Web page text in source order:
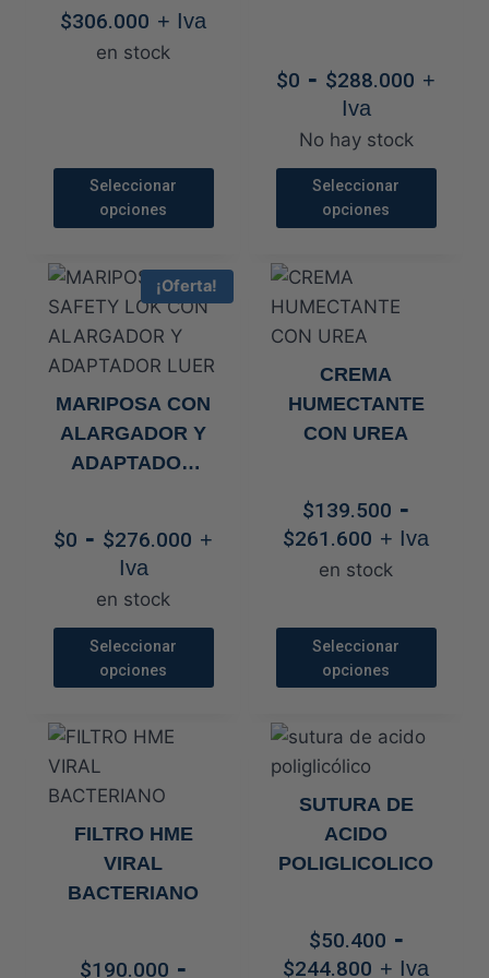
se
pueden
página
de
producto
elegir
en
la
página
de
producto
$306.000 + Iva
en stock
Seleccionar
opciones
producto
tiene
múltiples
variantes.
opciones
se
pueden
en
la
página
de
producto
$0 - $288.000
hasta
+
Iva
No hay stock
Seleccionar
opciones
tiene
múltiples
Las
opciones
se
elegir
en
la
de
producto
¡Oferta!
MARIPOSA CON
ALARGADOR Y
ADAPTADOR
$0 - $276.000 Rango
desde
hasta
+
Iva
en stock
Seleccionar
opciones
producto
múltiples
elegir
CREMA
HUMECTANTE
CON UREA
$139.500 -
$261.600 Rango
de
desde
$139.500
hasta
+ Iva
en stock
Seleccionar
opciones
producto
tiene
pueden
elegir
FILTRO HME
VIRAL
BACTERIANO
$190.000 -
SUTURA DE
ACIDO
POLIGLICOLICO
$50.400 -
$244.800 Rango
+ Iva